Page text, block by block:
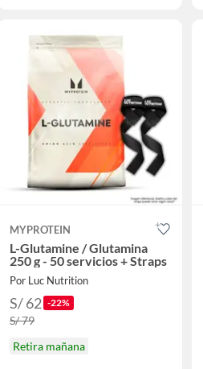
MYPROTEIN
L-Glutamine / Glutamina
250 g - 50 servicios + Straps
Por Luc Nutrition
S/ 62 -22%
S/ 79
Retira mañana